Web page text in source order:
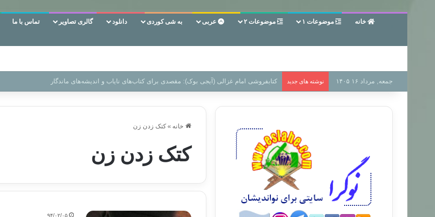
خانه موضوعات ۱ موضوعات ۲ عربی به شی کوردی دانلود گالری تصاویر تماس با ما
جمعه, مرداد ۱۶ ۱۴۰۵ نوشته های جدید سر دفتر فساد در زمین‌، دوری وکناره‌گیری از راه خداست‌!
خانه » کتک زدن زن
کتک زدن زن
۹۴/۰۲/۰۵